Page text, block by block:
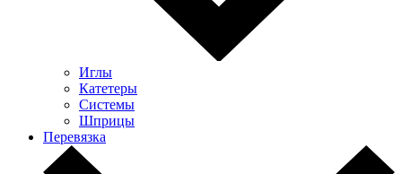
Иглы
Катетеры
Системы
Шприцы
Перевязка